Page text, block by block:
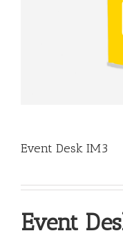
Event Desk IM3
Event